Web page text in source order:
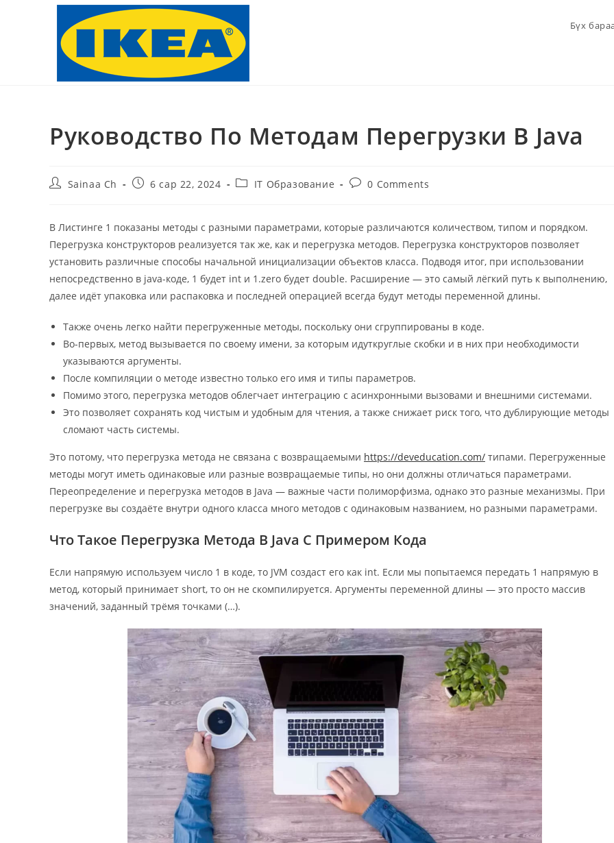
Бүх
Руководство По Методам Перегрузки В Java
PostSainaa Ch
Post6 сар 22, 2024
PostIT Образование
Post0 Comments
В Листинге 1 показаны методы с разными параметрами, которые различаются количеством, типом и порядком.
Перегрузка конструкторов реализуется так же, как и перегрузка методов. Перегрузка конструкторов позволяет
установить различные способы начальной инициализации объектов класса. Подводя итог, при использовании
непосредственно в java-коде, 1 будет int и 1.zero будет double. Расширение — это самый лёгкий путь к выполнению,
далее идёт упаковка или распаковка и последней операцией всегда будут методы переменной длины.
Также очень легко найти перегруженные методы, поскольку они сгруппированы в коде.
Во-первых, метод вызывается по своему имени, за которым идуткруглые скобки и в них при необходимости
указываются аргументы.
После компиляции о методе известно только его имя и типы параметров.
Помимо этого, перегрузка методов облегчает интеграцию с асинхронными вызовами и внешними системами.
Это позволяет сохранять код чистым и удобным для чтения, а также снижает риск того, что дублирующие методы
сломают часть системы.
Это потому, что перегрузка метода не связана с возвращаемыми https://deveducation.com/ типами. Перегруженные
методы могут иметь одинаковые или разные возвращаемые типы, но они должны отличаться параметрами.
Переопределение и перегрузка методов в Java — важные части полиморфизма, однако это разные механизмы. При
перегрузке вы создаёте внутри одного класса много методов с одинаковым названием, но разными параметрами.
Что Такое Перегрузка Метода В Java С Примером Кода
Если напрямую используем число 1 в коде, то JVM создаст его как int. Если мы попытаемся передать 1 напрямую в
метод, который принимает short, то он не скомпилируется. Аргументы переменной длины — это просто массив
значений, заданный трёмя точками (…).